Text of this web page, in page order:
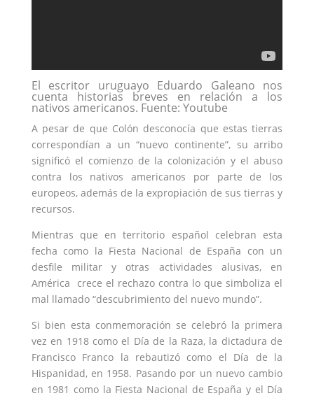
El escritor uruguayo Eduardo Galeano nos
cuenta historias breves en relación a los
nativos americanos. Fuente: Youtube
A pesar de que Colón desconocía que estas tierras
correspondían a un “nuevo continente”, su arribo
significó el comienzo de la colonización y el abuso
contra los nativos americanos por parte de los
europeos, además de la expropiación de sus tierras y
recursos.
Mientras que en territorio español celebran esta
fecha como la Fiesta Nacional de España con un
desfile militar y otras actividades alusivas, en
América crece el rechazo contra lo que simboliza el
mal llamado “descubrimiento del nuevo mundo”.
Si bien esta conmemoración se celebró la primera
vez en 1918 como el Día de la Raza, la dictadura de
Francisco Franco la rebautizó como el Día de la
Hispanidad, en 1958. Pasando por un nuevo cambio
en 1981 como la Fiesta Nacional de España y el Día